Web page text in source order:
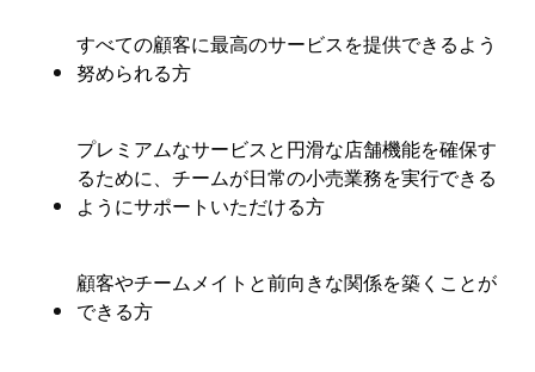
すべての顧客に最高のサービスを提供できるよう
努められる方
プレミアムなサービスと円滑な店舗機能を確保す
るために、チームが日常の小売業務を実行できる
ようにサポートいただける方
顧客やチームメイトと前向きな関係を築くことが
できる方